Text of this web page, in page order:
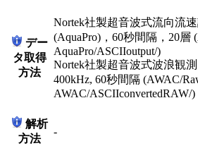
デー
タ取得
方法
Nortek社製超音波式流向流
(AquaPro)，60秒間隔，20層
AquaPro/ASCIIoutput/)
Nortek社製超音波式波浪観
400kHz, 60秒間隔 (AWAC/
AWAC/ASCIIconvertedRAW/)
解析
方法
-